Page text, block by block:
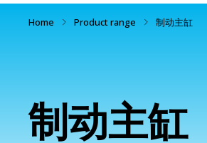
Home Product range 制动主缸
制动主缸